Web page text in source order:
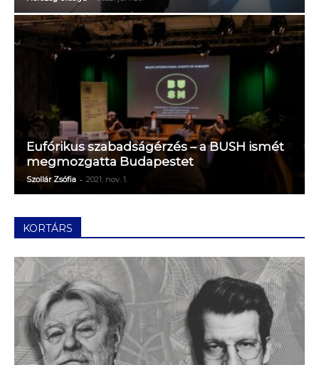
Eufórikus szabadságérzés – a BUSH ismét
megmozgatta Budapestet
Szollár Zsófia - 2021. nov. 1.
KORTÁRS